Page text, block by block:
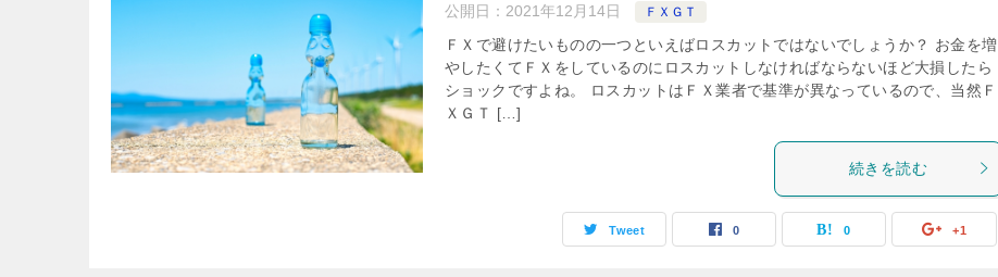
公開日： 2021年12月14日 ＦＸＧＴ
ＦＸで避けたいものの一つといえばロスカットではないでしょうか？ お金を増
やしたくてＦＸをしているのにロスカットしなければならないほど大損したら
ショックですよね。 ロスカットはＦＸ業者で基準が異なっているので、当然Ｆ
ＸＧＴ […]
続きを読む
Tweet 0 0 +1